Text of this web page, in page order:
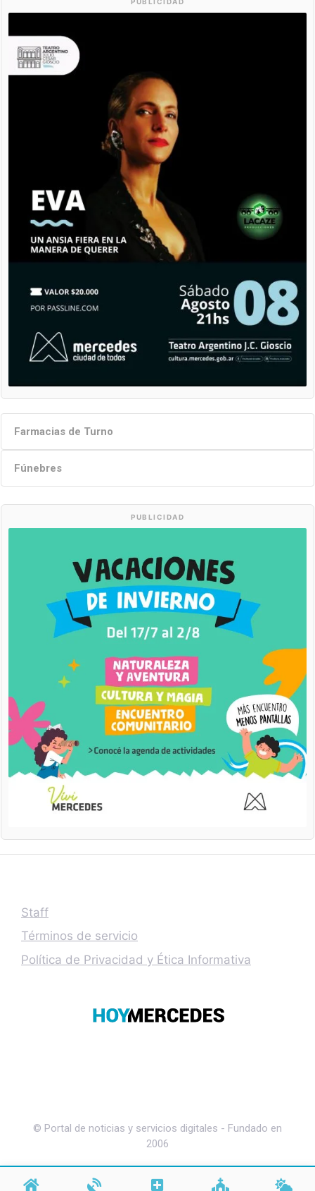
Farmacias de Turno
Fúnebres
PUBLICIDAD
Staff
Términos de servicio
Política de Privacidad y Ética Informativa
© Portal de noticias y servicios digitales - Fundado en
2006